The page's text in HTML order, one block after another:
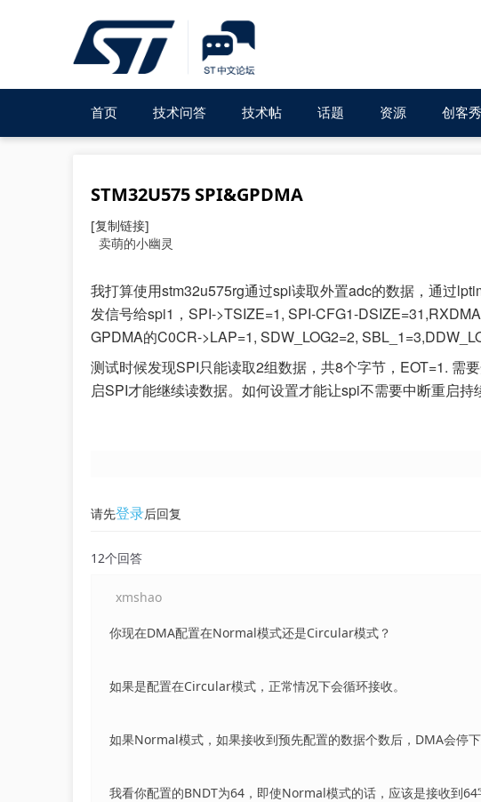
首页 技术问答 技术帖 话题 资源 创客秀
STM32U575 SPI&GPDMA
[复制链接]
卖萌的小幽灵
我打算使用stm32u575rg通过spi读取外置adc的数据，通过
发信号给spi1，SPI->TSIZE=1, SPI-CFG1-
GPDMA的C0CR->LAP=1, SDW_LOG2=2,
测试时候发现SPI只能读取2组数据，共8个字节，EOT=1. 需
启SPI才能继续读数据。如何设置才能让spi不需要中断重启持
请先登录后回复
12个回答
xmshao
你现在DMA配置在Normal模式还是Circular模式？
如果是配置在Circular模式，正常情况下会循环接收。
如果Normal模式，如果接收到预先配置的数据个数后，DMA会停下
我看你配置的BNDT为64，即使Normal模式的话，应该是接收到